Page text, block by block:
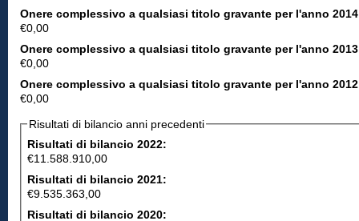
Onere complessivo a qualsiasi titolo gravante per l'anno
€0,00
Onere complessivo a qualsiasi titolo gravante per l'anno
€0,00
Onere complessivo a qualsiasi titolo gravante per l'anno
€0,00
Risultati di bilancio anni precedenti
Risultati di bilancio 2022:
€11.588.910,00
Risultati di bilancio 2021:
€9.535.363,00
Risultati di bilancio 2020: